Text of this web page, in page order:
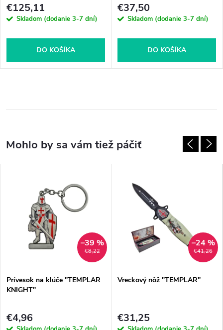
€125,11
Skladom (dodanie 3-7 dní)
DO KOŠÍKA
€37,50
Skladom (dodanie 3-7 dní)
DO KOŠÍKA
€8,22
–39 %
Prívesok na klúče "TEMPLAR
KNIGHT"
€4,96
€41,26
–24 %
Vreckový nôž "TEMPLAR"
€31,25